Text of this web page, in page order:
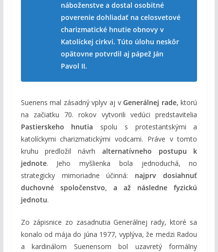
náboženstve a dostal osobitné
poverenie dohliadať na celosvetové
charizmatické hnutie obnovy v
Katolíckej cirkvi. Túto úlohu neskôr
opätovne potvrdil aj pápež Ján
Pavol II.
Suenens mal zásadný vplyv aj vGenerálnej rade, ktorú
na začiatku 70. rokov vytvorili vedúci predstavitelia
Pastierskeho hnutia spolu s protestantskými a
katolíckymi charizmatickými vodcami. Práve v tomto
kruhu predložil návrh alternatívneho postupu k
jednote. Jeho myšlienka bola jednoduchá, no
strategicky mimoriadne účinná: najprv dosiahnuť
duchovné spoločenstvo, a až následne fyzickú
jednotu.
Zo zápisnice zo zasadnutia Generálnej rady, ktoré sa
konalo od mája do júna 1977, vyplýva, že medzi Radou
a kardinálom Suenensom bol uzavretý formálny